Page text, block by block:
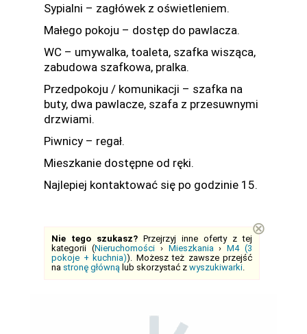
Sypialni – zagłówek z oświetleniem.
Małego pokoju – dostęp do pawlacza.
WC – umywalka, toaleta, szafka wisząca,
zabudowa szafkowa, pralka.
Przedpokoju / komunikacji – szafka na
buty, dwa pawlacze, szafa z przesuwnymi
drzwiami.
Piwnicy – regał.
Mieszkanie dostępne od ręki.
Najlepiej kontaktować się po godzinie 15.
Nie tego szukasz? Przejrzyj inne oferty z tej
kategorii (Nieruchomości› Mieszkania›M4 (3
pokoje + kuchnia)). Możesz też zawsze przejść
na stronę główną lub skorzystać z wyszukiwarki.
⊗